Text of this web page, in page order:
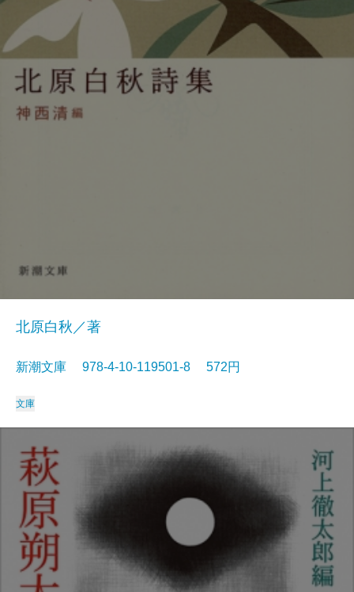
北原白秋／著
新潮文庫 978-4-10-119501-8 572円
文庫